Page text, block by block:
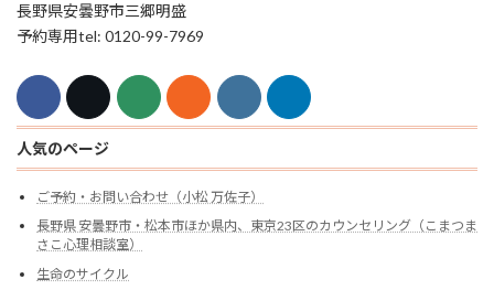
長野県安曇野市三郷明盛
予約専用tel: 0120-99-7969
人気のページ
ご予約・お問い合わせ（小松 万佐子）
長野県 安曇野市・松本市ほか県内、東京23区のカウンセリング（こまつま
さこ心理相談室）
生命のサイクル